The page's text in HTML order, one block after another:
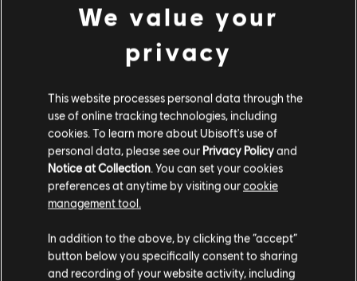
Bibliothèque de chansons
Charlie Parker
Storyville Presents The A-Z Jazz
Encyclopedia-P
Lover Man
ARRANGEMENTS
VÉRIFIÉS
Instrument / Type d'arr. Vérifié Créateur
We value your
privacy
This website processes personal data through the
use of online tracking technologies, including
cookies. To learn more about Ubisoft's use of
personal data, please see our Privacy Policyand
Notice at Collection . You can set your cookies
preferences at anytime by visiting ourcookie
management tool.
In addition to the above, by clicking the “accept”
button below you specifically consent to sharing
and recording of your website activity, including